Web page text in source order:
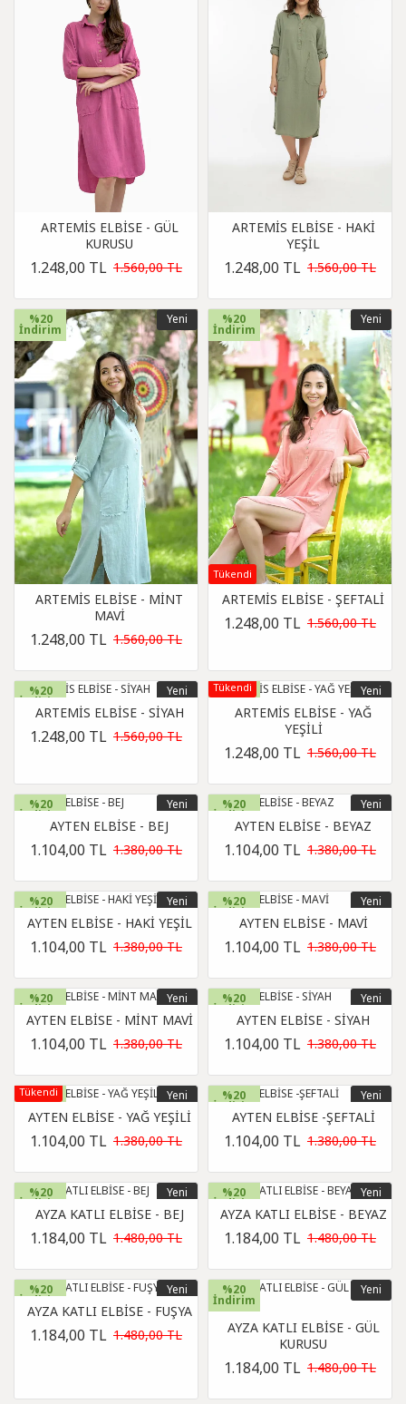
ARTEMİS ELBİSE - GÜL
KURUSU
1.248,00 TL 1.560,00 TL
ARTEMİS ELBİSE - HAKİ
YEŞİL
1.248,00 TL 1.560,00 TL
Yeni
%20
İndirim
ARTEMİS ELBİSE - MİNT
MAVİ
1.248,00 TL 1.560,00 TL
Yeni
%20
İndirim
Tükendi
ARTEMİS ELBİSE - ŞEFTALİ
1.248,00 TL 1.560,00 TL
Yeni
%20
İndirim
ARTEMİS ELBİSE - SİYAH
1.248,00 TL 1.560,00 TL
Yeni
%20
İndirim
Tükendi
ARTEMİS ELBİSE - YAĞ
YEŞİLİ
1.248,00 TL 1.560,00 TL
Yeni
%20
İndirim
AYTEN ELBİSE - BEJ
1.104,00 TL 1.380,00 TL
Yeni
%20
İndirim
AYTEN ELBİSE - BEYAZ
1.104,00 TL 1.380,00 TL
Yeni
%20
İndirim
AYTEN ELBİSE - HAKİ YEŞİL
1.104,00 TL 1.380,00 TL
Yeni
%20
İndirim
AYTEN ELBİSE - MAVİ
1.104,00 TL 1.380,00 TL
Yeni
%20
İndirim
AYTEN ELBİSE - MİNT MAVİ
1.104,00 TL 1.380,00 TL
Yeni
%20
İndirim
AYTEN ELBİSE - SİYAH
1.104,00 TL 1.380,00 TL
Yeni
%20
İndirim
Tükendi
AYTEN ELBİSE - YAĞ YEŞİLİ
1.104,00 TL 1.380,00 TL
Yeni
%20
İndirim
AYTEN ELBİSE -ŞEFTALİ
1.104,00 TL 1.380,00 TL
Yeni
%20
İndirim
AYZA KATLI ELBİSE - BEJ
1.184,00 TL 1.480,00 TL
Yeni
%20
İndirim
AYZA KATLI ELBİSE - BEYAZ
1.184,00 TL 1.480,00 TL
Yeni
%20
İndirim
AYZA KATLI ELBİSE - FUŞYA
1.184,00 TL 1.480,00 TL
Yeni
%20
İndirim
AYZA KATLI ELBİSE - GÜL
KURUSU
1.184,00 TL 1.480,00 TL